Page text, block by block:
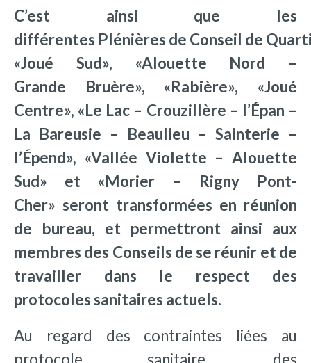
C’est ainsi que les
différentes Plénières de Conseil de
«Joué Sud», «Alouette Nord –
Grande Bruère», «Rabière», «Joué
Centre», «Le Lac – Crouzillère – l’Épan –
La Bareusie – Beaulieu – Sainterie –
l’Épend», «Vallée Violette – Alouette
Sud» et «Morier – Rigny Pont-
Cher» seront transformées en réunion
de bureau, et permettront ainsi aux
membres des Conseils de se réunir et de
travailler dans le respect des
protocoles sanitaires actuels.
Au regard des contraintes liées au
protocole sanitaire, des